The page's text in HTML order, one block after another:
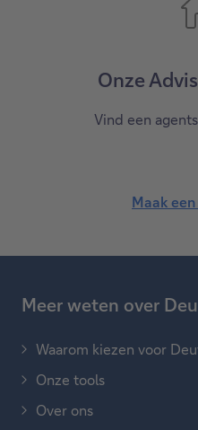
Onze
Vind een
Maak
Meer weten over
Waarom kiezen voor
Onze tools
Over ons